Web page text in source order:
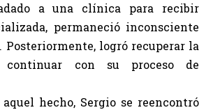
a una clínica para recibir
permaneció inconsciente
Posteriormente, logró recuperar la
con su proceso de
hecho, Sergio se reencontró